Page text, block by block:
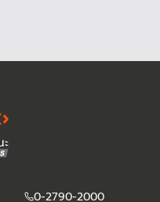
0-2790-2000